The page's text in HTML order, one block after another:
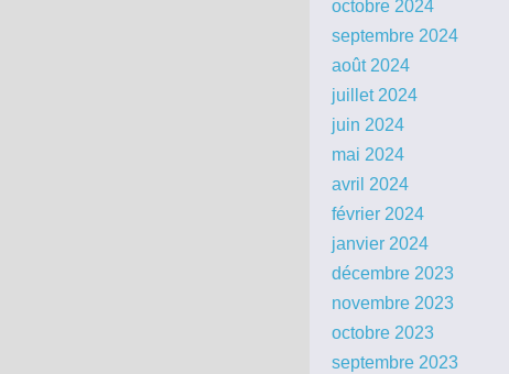
octobre 2024
septembre 2024
août 2024
juillet 2024
juin 2024
mai 2024
avril 2024
février 2024
janvier 2024
décembre 2023
novembre 2023
octobre 2023
septembre 2023